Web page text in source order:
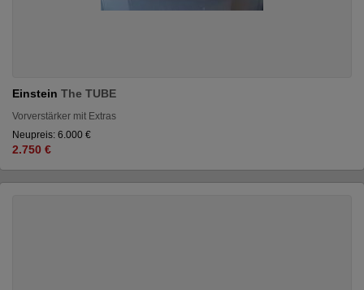
Einstein The TUBE
Vorverstärker mit Extras
Neupreis: 6.000 €
2.750 €